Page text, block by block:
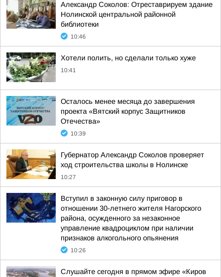
Александр Соколов: Отреставрируем здание
Нолинской центральной районной
библиотеки
10:46
Хотели полить, но сделали только хуже
10:41
Осталось менее месяца до завершения
проекта «Вятский корпус Защитников
Отечества»
10:39
Губернатор Александр Соколов проверяет
ход строительства школы в Нолинске
10:27
Вступил в законную силу приговор в
отношении 30-летнего жителя Нагорского
района, осужденного за незаконное
управление квадроциклом при наличии
признаков алкогольного опьянения
10:26
Слушайте сегодня в прямом эфире «Киров